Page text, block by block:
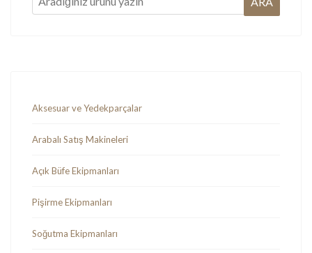
Aksesuar ve Yedekparçalar
Arabalı Satış Makineleri
Açık Büfe Ekipmanları
Pişirme Ekipmanları
Soğutma Ekipmanları